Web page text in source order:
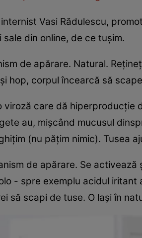
Vasi Rădulescu,
din online, de ce tușim.
de apărare. Natural.
hop, corpul încearcă să
viroză care dă
au, mișcând mucusul
(nu pățim nimic). Tusea
de apărare. Se
- spre exemplu acidul
să scapi de tuse. O lași în